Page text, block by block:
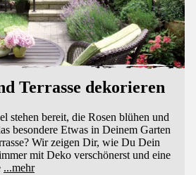
Terrasse dekorieren
stehen bereit, die Rosen blühen und
besondere Etwas in Deinem Garten
Wir zeigen Dir, wie Du Dein
mit Deko verschönerst und eine
...mehr